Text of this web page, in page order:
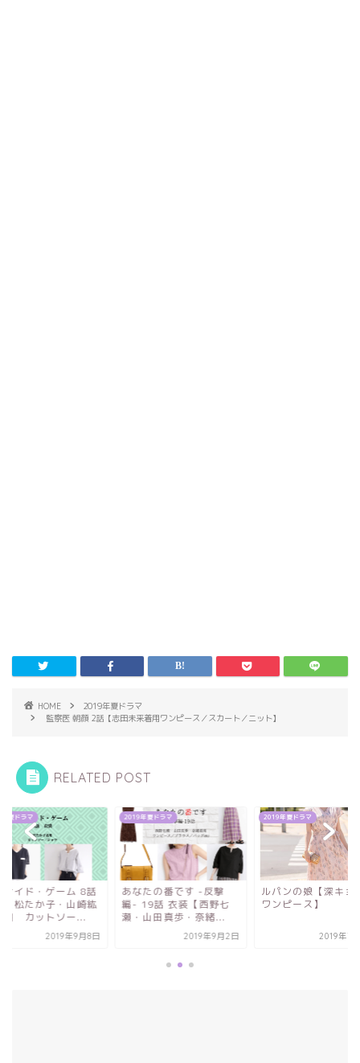
HOME
2019年夏ドラマ
監察医 朝顔 2話【志田未来着用ワンピース／スカート／ニット】
RELATED POST
夏ドラマ
サイド・ゲーム 8話
【松たか子・山崎紘
用 カットソー...
2019年9月8日
2019年夏ドラマ
あなたの番です -反撃
編- 19話 衣装【西野七
瀬・山田真歩・奈緒...
2019年9月2日
2019年夏ドラマ
ルパンの娘【深キョ
ワンピース】
2019年7